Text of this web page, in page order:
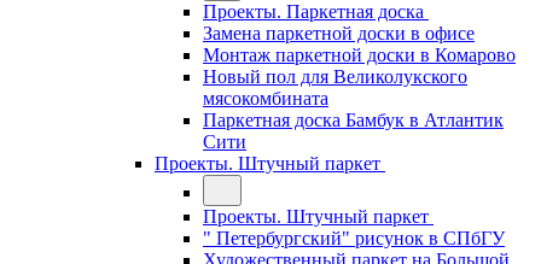
Проекты. Паркетная доска
Замена паркетной доски в офисе
Монтаж паркетной доски в Комарово
Новый пол для Великолукского
мясокомбината
Паркетная доска Бамбук в Атлантик
Сити
Проекты. Штучный паркет
Проекты. Штучный паркет
" Петербургский" рисунок в СПбГУ
Художественный паркет на Большой